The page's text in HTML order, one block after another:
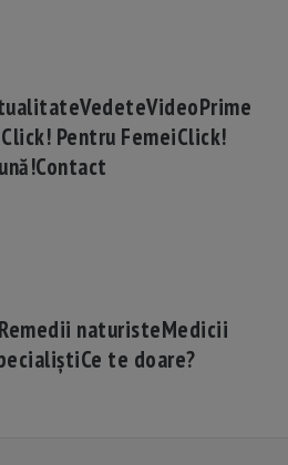
VedeteVideoPrime
Click! Pentru FemeiClick!
Contact
Remedii naturisteMedicii
Ce te doare?